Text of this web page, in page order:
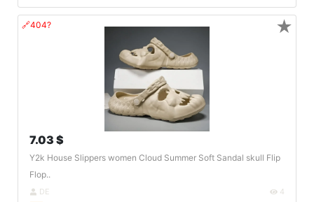
🔗404?
7.03 $
Y2k House Slippers women Cloud Summer Soft Sandal skull Flip
Flop..
DE 4
★